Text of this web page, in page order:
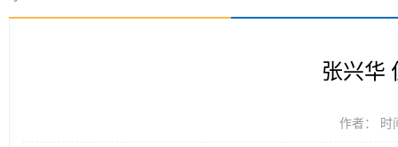
张兴华
作者： 时